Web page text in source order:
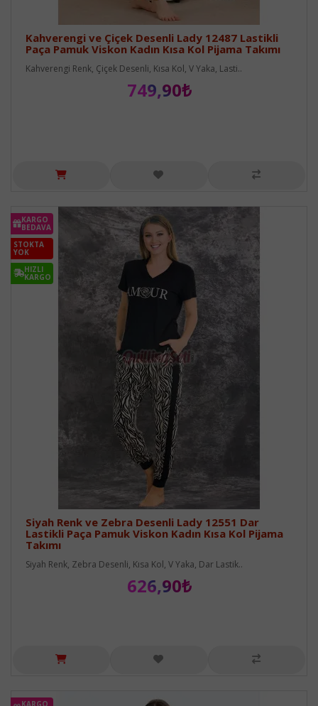
Kahverengi ve Çiçek Desenli Lady 12487 Lastikli
Paça Pamuk Viskon Kadın Kısa Kol Pijama Takımı
Kahverengi Renk, Çiçek Desenli, Kısa Kol, V Yaka, Lasti..
749,90₺
KARGO
BEDAVA
STOKTA
YOK
HIZLI
KARGO
Siyah Renk ve Zebra Desenli Lady 12551 Dar
Lastikli Paça Pamuk Viskon Kadın Kısa Kol Pijama
Takımı
Siyah Renk, Zebra Desenli, Kısa Kol, V Yaka, Dar Lastik..
626,90₺